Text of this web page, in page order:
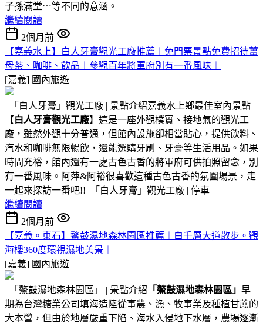
子孫滿堂⋯等不同的意涵。
繼續閱讀
2個月前
【嘉義水上】白人牙膏觀光工廠推薦︱免門票景點免費招待薑
母茶、咖啡、飲品︱參觀百年將軍府別有一番風味︱
[嘉義] 國內旅遊
「白人牙膏」觀光工廠 | 景點介紹嘉義水上鄉最佳室內景點
【白人牙膏觀光工廠】這是一座外觀樸實、接地氣的觀光工
廠，雖然外觀十分普通，但館內設施卻相當貼心，提供飲料、
汽水和咖啡無限暢飲，還能選購牙刷、牙膏等生活用品。如果
時間充裕，館內還有一處古色古香的將軍府可供拍照留念，別
有一番風味。阿萍&阿裕很喜歡這種古色古香的氛圍場景，走
一起來探訪一番吧!! 「白人牙膏」觀光工廠 | 停車
繼續閱讀
2個月前
【嘉義。東石】鰲鼓濕地森林園區推薦︱白千層大道散步。觀
海樓360度環視濕地美景︱
[嘉義] 國內旅遊
「鰲鼓濕地森林園區」 | 景點介紹 「鰲鼓濕地森林園區」 早
期為台灣糖業公司填海造陸從事農、漁、牧事業及種植甘蔗的
大本營，但由於地層嚴重下陷、海水入侵地下水層，農場逐漸